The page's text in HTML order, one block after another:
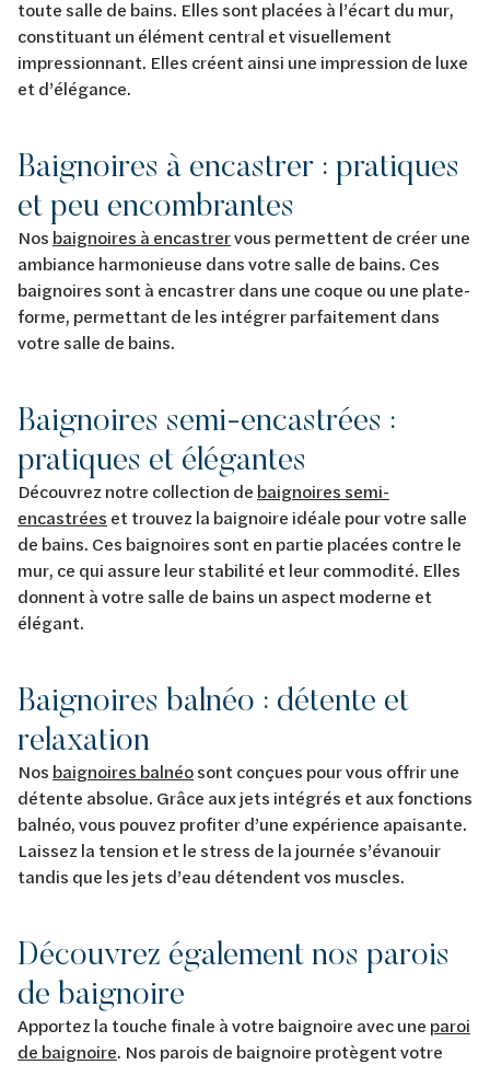
toute salle de bains. Elles sont placées à l’écart du mur,
constituant un élément central et visuellement
impressionnant. Elles créent ainsi une impression de luxe
et d’élégance.
Baignoires à encastrer : pratiques
et peu encombrantes
Nos baignoires à encastrervous permettent de créer une
ambiance harmonieuse dans votre salle de bains. Ces
baignoires sont à encastrer dans une coque ou une plate-
forme, permettant de les intégrer parfaitement dans
votre salle de bains.
Baignoires semi-encastrées :
pratiques et élégantes
Découvrez notre collection de baignoires semi-
encastrées et trouvez la baignoire idéale pour votre salle
de bains. Ces baignoires sont en partie placées contre le
mur, ce qui assure leur stabilité et leur commodité. Elles
donnent à votre salle de bains un aspect moderne et
élégant.
Baignoires balnéo : détente et
relaxation
Nos baignoires balnéosont conçues pour vous offrir une
détente absolue. Grâce aux jets intégrés et aux fonctions
balnéo, vous pouvez profiter d’une expérience apaisante.
Laissez la tension et le stress de la journée s’évanouir
tandis que les jets d’eau détendent vos muscles.
Découvrez également nos parois
de baignoire
Apportez la touche finale à votre baignoire avec une paroi
de baignoire. Nos parois de baignoire protègent votre